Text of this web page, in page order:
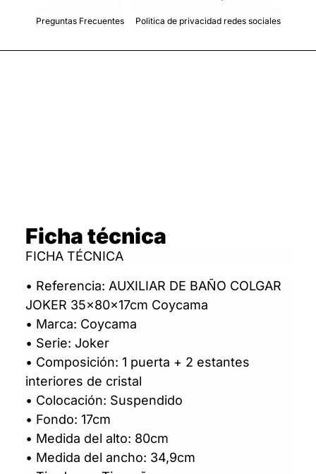
Preguntas Frecuentes Politica de privacidad redes sociales
Ficha técnica
FICHA TÉCNICA
• Referencia: AUXILIAR DE BAÑO COLGAR
JOKER 35x80x17cm Coycama
• Marca: Coycama
• Serie: Joker
• Composición: 1 puerta + 2 estantes
interiores de cristal
• Colocación: Suspendido
• Fondo: 17cm
• Medida del alto: 80cm
• Medida del ancho: 34,9cm